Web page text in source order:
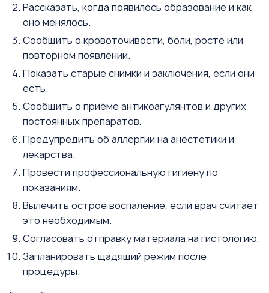
Рассказать, когда появилось образование и как
оно менялось.
Сообщить о кровоточивости, боли, росте или
повторном появлении.
Показать старые снимки и заключения, если они
есть.
Сообщить о приёме антикоагулянтов и других
постоянных препаратов.
Предупредить об аллергии на анестетики и
лекарства.
Провести профессиональную гигиену по
показаниям.
Вылечить острое воспаление, если врач считает
это необходимым.
Согласовать отправку материала на гистологию.
Запланировать щадящий режим после
процедуры.